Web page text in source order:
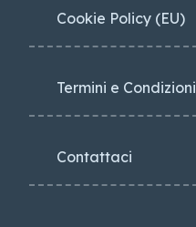
Cookie Policy (EU)
Termini e Condizioni
Contattaci